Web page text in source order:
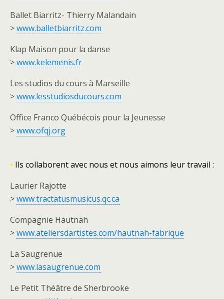
Ballet Biarritz- Thierry Malandain
>www.balletbiarritz.com
Klap Maison pour la danse
>www.kelemenis.fr
Les studios du cours à Marseille
>www.lesstudiosducours.com
Office Franco Québécois pour la Jeunesse
>www.ofqj.org
• Ils collaborent avec nous et nous aimons leur travail :
Laurier Rajotte
>www.tractatusmusicus.qc.ca
Compagnie Hautnah
>www.ateliersdartistes.com/hautnah-fabrique
La Saugrenue
>www.lasaugrenue.com
Le Petit Théâtre de Sherbrooke